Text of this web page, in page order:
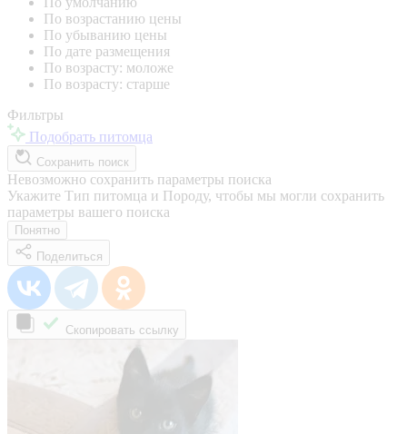
По возрастанию цены
По убыванию цены
По дате размещения
По возрасту: моложе
По возрасту: старше
Фильтры
Подобрать питомца
Сохранить поиск
Невозможно сохранить параметры поиска
Укажите Тип питомца и Породу, чтобы мы могли сохранить
параметры вашего поиска
Понятно
Поделиться
Скопировать ссылку